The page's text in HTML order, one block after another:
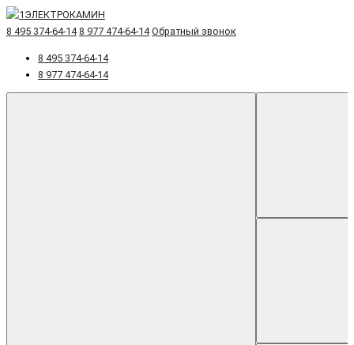
8 495 374-64-14 8 977 474-64-14 Обратный звонок
8 495 374-64-14
8 977 474-64-14